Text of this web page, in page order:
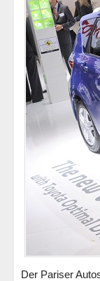
Der Pariser